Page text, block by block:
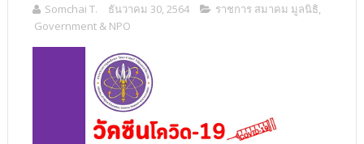
Somchai T. ธันวาคม 30, 2564 ราชการ สมาคม มูลนิธิ,
Government & NPO